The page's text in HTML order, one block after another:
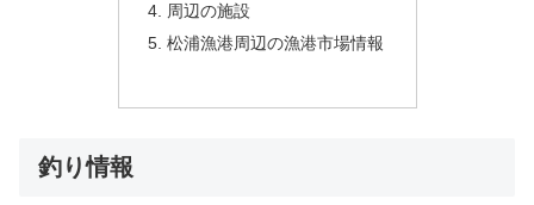
周辺の施設
松浦漁港周辺の漁港市場情報
釣り情報